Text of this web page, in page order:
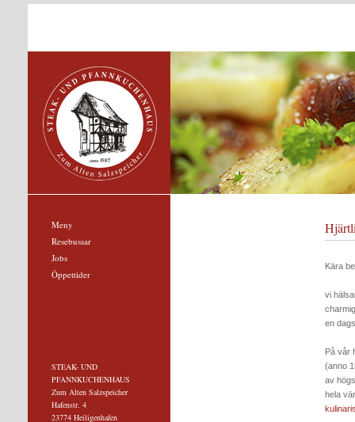
Meny
Resebussar
Jobs
Öppettider
STEAK- UND
PFANNKUCHENHAUS
Zum Alten Salzspeicher
Hafenstr. 4
23774 Heiligenhafen
Kära
vi
en
På vår
(anno
av
hela